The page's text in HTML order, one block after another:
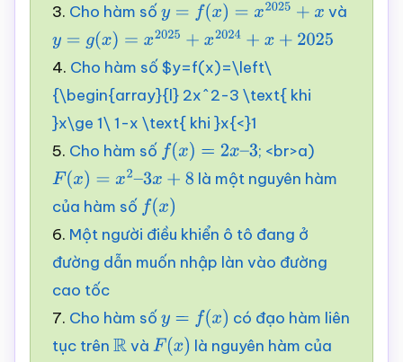
3. Cho hàm số y=f( x)=x 2025+x
và
y =g (x)=x 2025+x 2024+x +2025
4. Cho hàm số $y=f(x)=\left\
{\begin{array}{l} 2x^2-3 \text{ khi
}x\ge 1\ 1-x \text{ khi }x{<}1
5. Cho hàm số f(x)= 2x –3
; <br>a)
F(x)= x2 –3x+8
là một nguyên hàm
của hàm số f(x)
6. Một người điều khiển ô tô đang ở
đường dẫn muốn nhập làn vào đường
cao tốc
7. Cho hàm số y =f( x)
có đạo hàm liên
tục trên Rvà F(x) là nguyên hàm của